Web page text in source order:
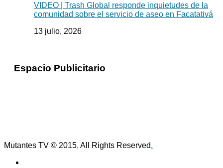
VIDEO | Trash Global responde inquietudes de la
comunidad sobre el servicio de aseo en Facatativá
13 julio, 2026
Espacio Publicitario
Mutantes TV © 2015, All Rights Reserved.